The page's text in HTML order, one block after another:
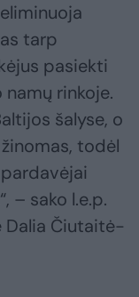
tarp
pasiekti
rinkoje.
šalyse, o
todėl
– sako l.e.p.
Dalia Čiutaitė-